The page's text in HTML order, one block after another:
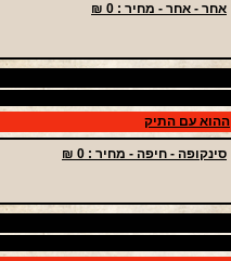
אחר - אחר - מחיר : 0 ₪
ההוא עם התיק
סינקופה - חיפה - מחיר : 0 ₪